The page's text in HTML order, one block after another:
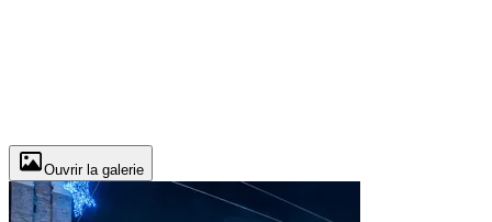
Ouvrir la galerie